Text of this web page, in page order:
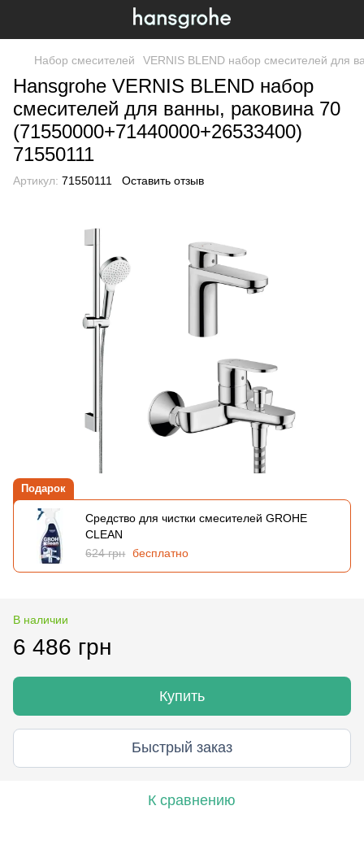
Набор смесителей VERNIS BLEND набор смесителей для
Hansgrohe VERNIS BLEND набор
смесителей для ванны, раковина 70
(71550000+71440000+26533400)
71550111
Артикул: 71550111 Оставить отзыв
Подарок
Средство для чистки смесителей GROHE
CLEAN
624 грн бесплатно
В наличии
6 486 грн
Купить
Быстрый заказ
К сравнению